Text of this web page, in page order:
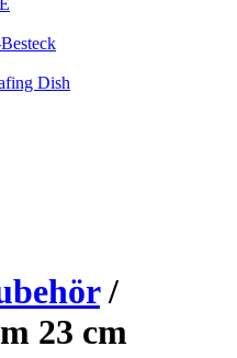
Dish
/
23 cm